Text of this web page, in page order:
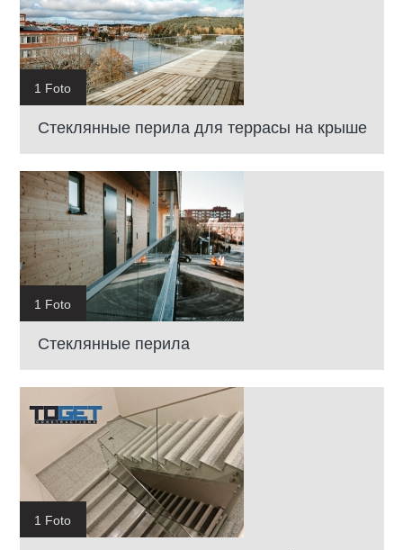
1 Foto
Cтеклянные перила для террасы на крыше
1 Foto
Cтеклянные перила
1 Foto